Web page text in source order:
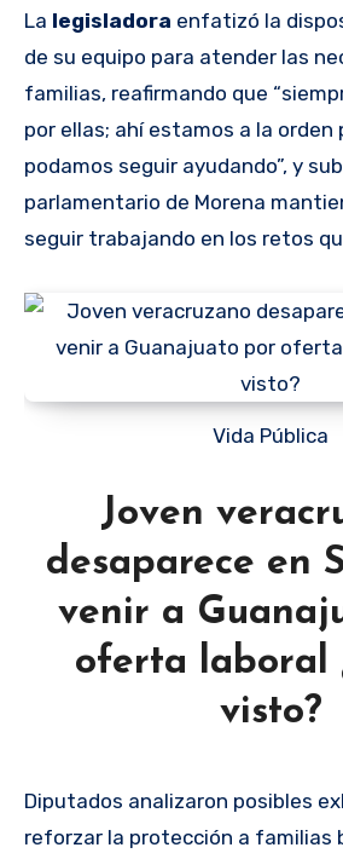
La legisladora enfatizó la
de su equipo para atender las
familias, reafirmando que
por ellas; ahí estamos a la orden
podamos seguir ayudando”, y
parlamentario de Morena
seguir trabajando en los retos
Vida Pública
Joven
desaparece en
venir a
oferta laboral
visto?
Diputados analizaron posibles
reforzar la protección a familias